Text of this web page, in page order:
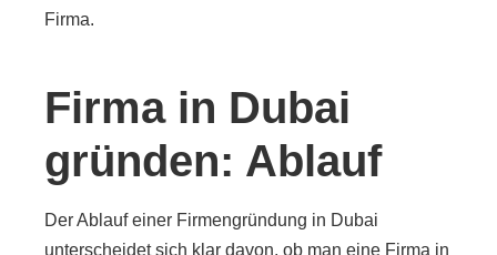
Firma.
Firma in Dubai
gründen: Ablauf
Der Ablauf einer Firmengründung in Dubai
unterscheidet sich klar davon, ob man eine Firma in